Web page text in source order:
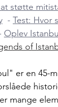
støtte
- Test: Hvor
Oplev
of
er en 45-
mange